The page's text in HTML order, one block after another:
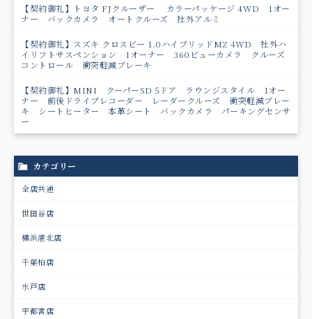
【契約御礼】トヨタ FJクルーザー カラーパッケージ 4WD 1オー
ナー バックカメラ オートクルーズ 社外アルミ
【契約御礼】スズキ クロスビー 1.0ハイブリッドMZ 4WD 社外ハ
イリフトサスペンション 1オーナー 360ビューカメラ クルーズ
コントロール 衝突軽減ブレーキ
【契約御礼】MINI クーパーSD 5ドア ラウンジスタイル 1オー
ナー 前後ドライブレコーダー レーダークルーズ 衝突軽減ブレー
キ シートヒーター 本革シート バックカメラ パーキングセンサ
ー
カテゴリー
全店共通
世田谷店
横浜港北店
千葉柏店
水戸店
宇都宮店